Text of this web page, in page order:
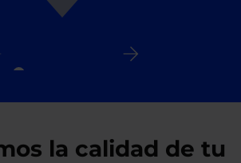
la calidad de tu